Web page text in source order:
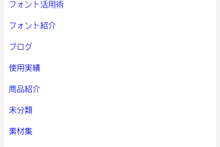
フォント活用術
フォント紹介
ブログ
使用実績
商品紹介
未分類
素材集